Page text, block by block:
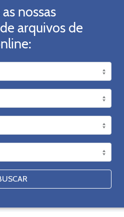
nossas
arquivos de